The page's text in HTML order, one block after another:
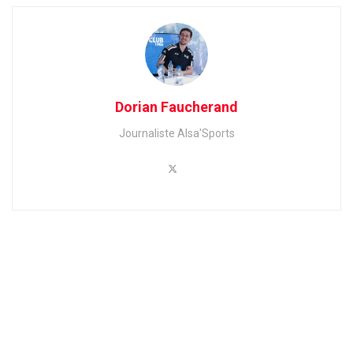
Dorian Faucherand
Journaliste Alsa'Sports